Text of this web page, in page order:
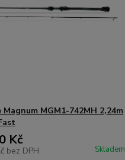
MGM1-742MH 2,24m
Kč
bez DPH Skladem